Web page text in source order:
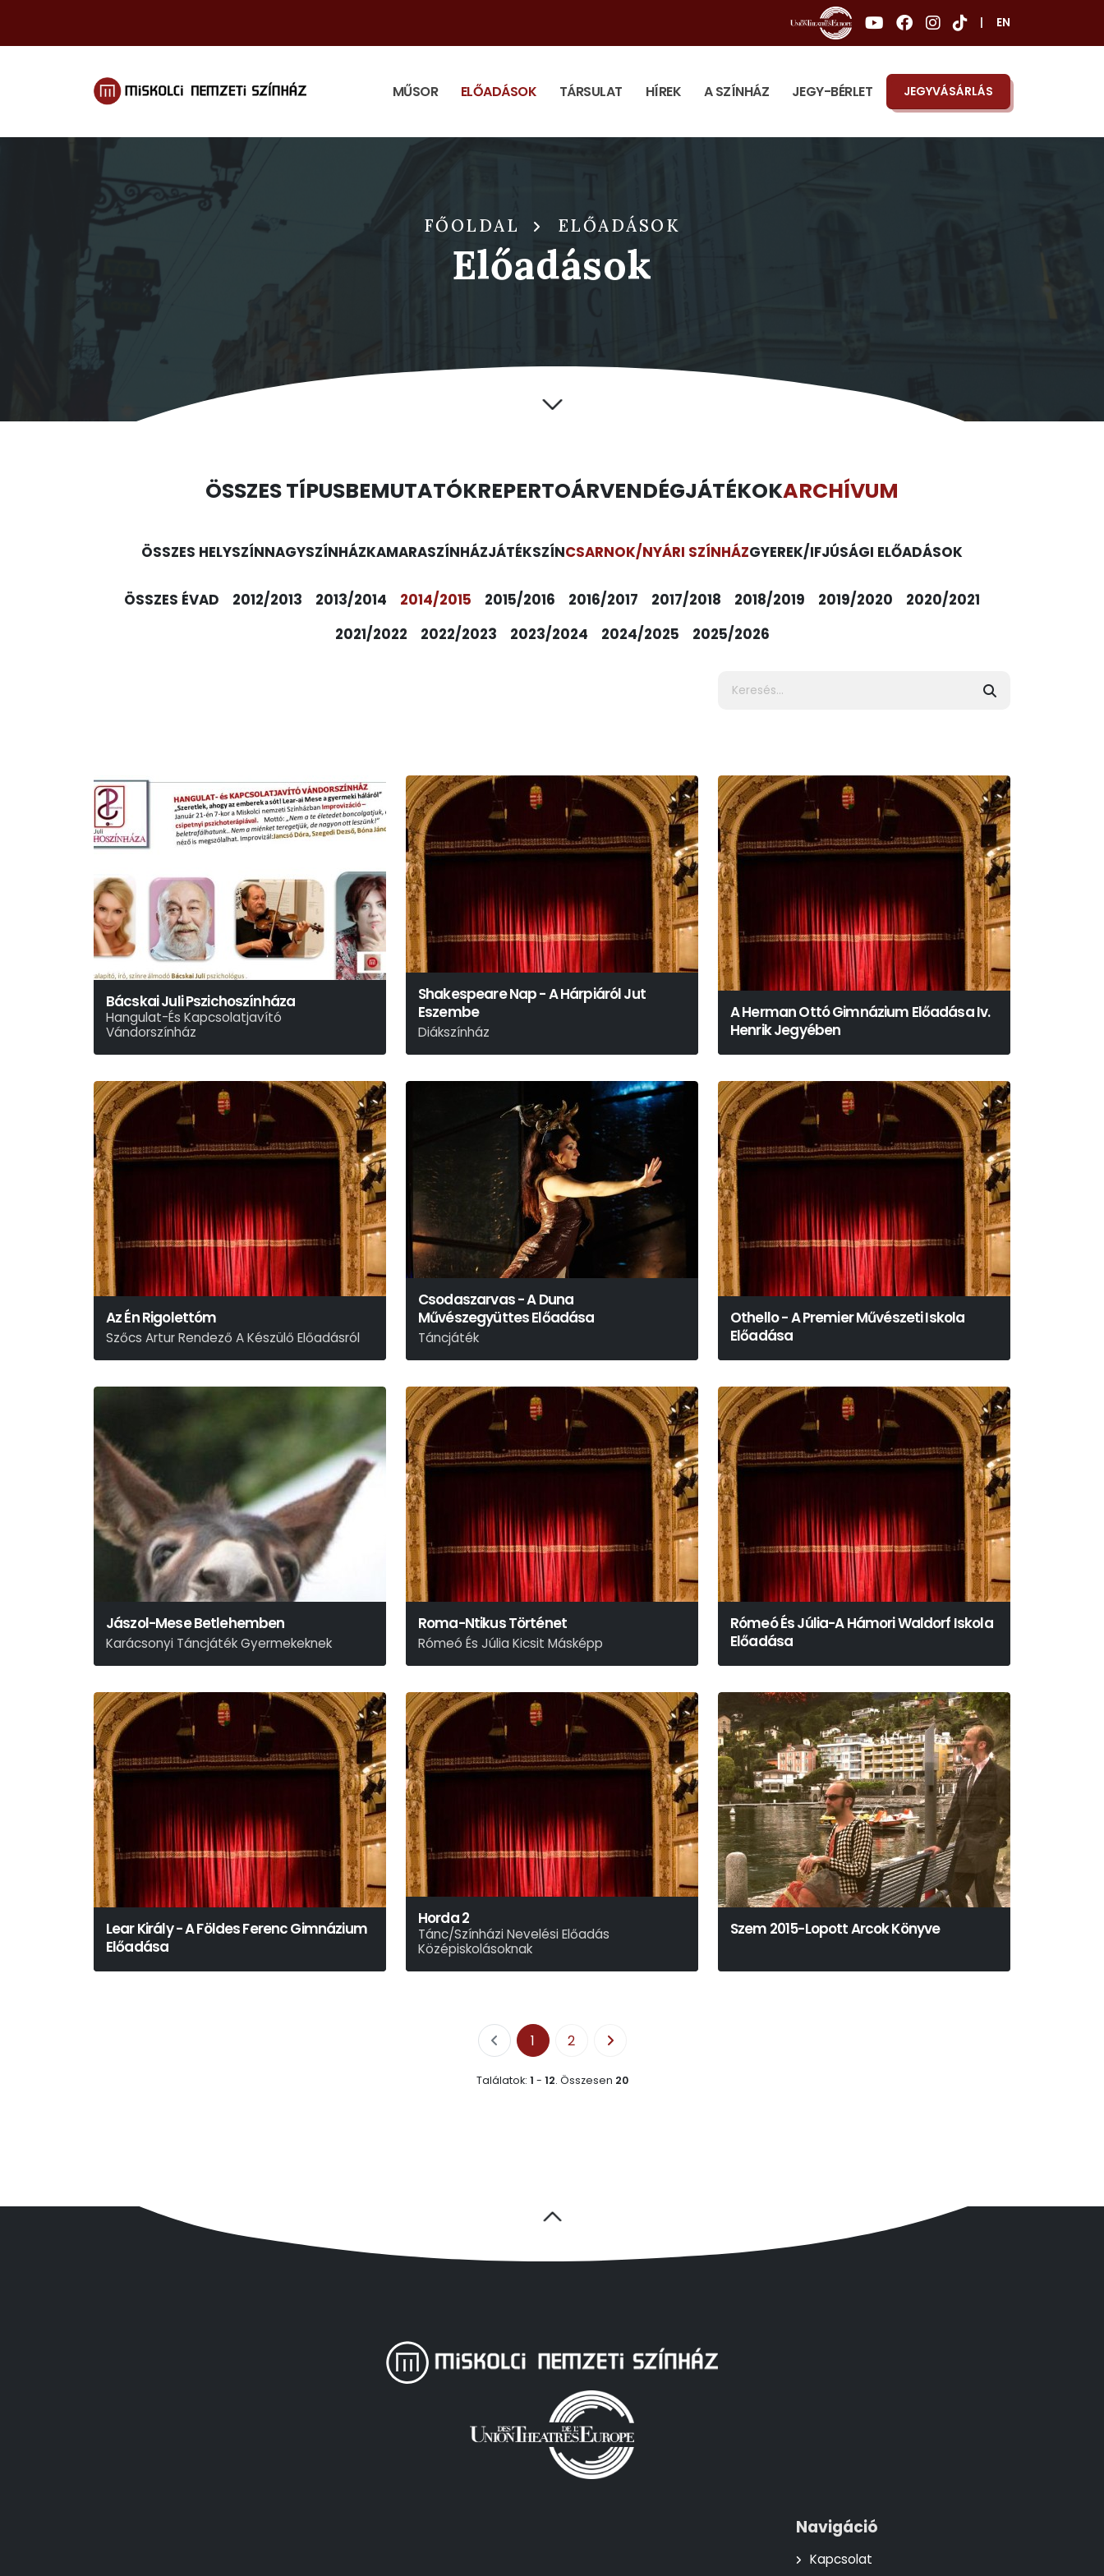
EN
MŰSOR ELŐADÁSOK TÁRSULAT HÍREK A SZÍNHÁZ JEGY-BÉRLET JEGYVÁSÁRLÁS
FŐOLDAL ELŐADÁSOK
Előadások
ÖSSZES TÍPUSBEMUTATÓKREPERTOÁRVENDÉGJÁTÉKOKARCHÍVUM
ÖSSZES HELYSZÍNNAGYSZÍNHÁZKAMARASZÍNHÁZJÁTÉKSZÍNCSARNOK/NYÁRI SZÍNHÁZGYEREK/IFJÚSÁGI ELŐADÁSOK
ÖSSZES ÉVAD 2012/2013 2013/2014 2014/2015 2015/2016 2016/2017 2017/2018 2018/2019 2019/2020
2020/2021
2021/2022
2022/2023 2023/2024 2024/2025 2025/2026
Bácskai Juli Pszichoszínháza
Hangulat-És Kapcsolatjavító
Vándorszínház
Shakespeare Nap - A Hárpiáról Jut
Eszembe
Diákszínház
A Herman Ottó Gimnázium Előadása Iv.
Henrik Jegyében
Az Én Rigolettóm
Szőcs Artur Rendező A Készülő Előadásról
Csodaszarvas - A Duna
Művészegyüttes Előadása
Táncjáték
Othello - A Premier Művészeti Iskola
Előadása
Jászol-Mese Betlehemben
Karácsonyi Táncjáték Gyermekeknek
Roma-Ntikus Történet
Rómeó És Júlia Kicsit Másképp
Rómeó És Júlia-A Hámori Waldorf Iskola
Előadása
Lear Király - A Földes Ferenc Gimnázium
Előadása
Horda 2
Tánc/Színházi Nevelési Előadás
Középiskolásoknak
Szem 2015-Lopott Arcok Könyve
1 2
Találatok: 1 - 12. Összesen 20
Navigáció
Kapcsolat